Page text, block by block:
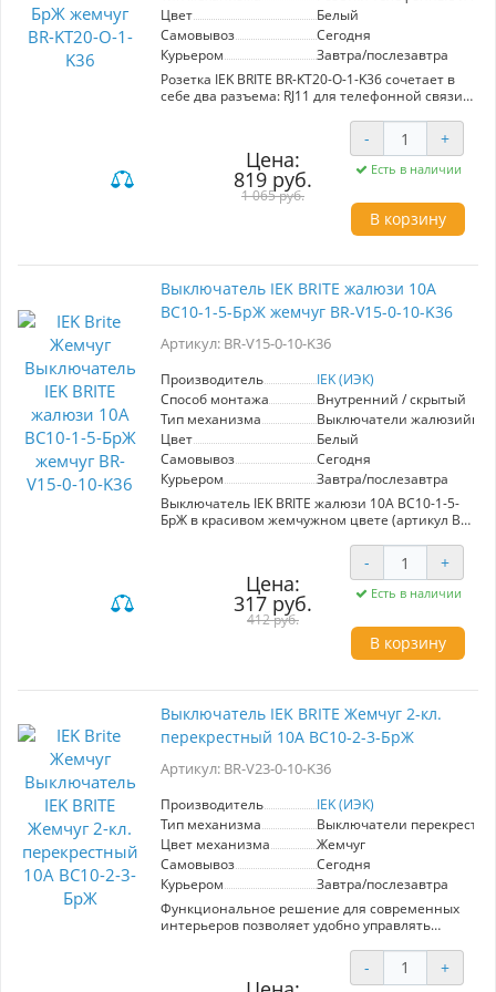
Цвет
Белый
Самовывоз
Сегодня
Курьером
Завтра/послезавтра
Розетка IEK BRITE BR-KT20-O-1-K36 сочетает в
себе два разъема: RJ11 для телефонной связи
интернета. Благодаря элегантному дизайну в
цвете жемчуг, она отлично вписывается в
любой интерьер, придавая помещению
современный вид. Модель предназначена для
монтажа в стандартные электрические
коробки, что облегчает установку.
Практическое преимущество данной розетки
позволяет подключать как телефоны, так и
сетевое оборудование, что делает её
идеальным решением для офисов и
домашних сетей. Высокое качество
надежность эксплуатации. Выбирая BR-KT20-
стильное решение для организации связи.
Цена:
819 руб.
1 065 руб.
- +
Есть в наличии
В корзину
Выключатель IEK BRITE жалюзи 10А
ВС10-1-5-БрЖ жемчуг BR-V15-0-10-K36
Артикул: BR-V15-0-10-K36
Производитель
IEK (ИЭК)
Способ монтажа
Внутренний / скрытый
Тип механизма
Выключатели
Цвет
Белый
Самовывоз
Сегодня
Курьером
Завтра/послезавтра
Выключатель IEK BRITE жалюзи 10А ВС10-1-5-
БрЖ в красивом жемчужном цвете (артикул BR-
создания современного интерьера. Серия
"BRITE" от компании IEK объединяет стильный
дизайн и высокое качество, обеспечивая
надежность в эксплуатации по доступной
цене. Жалюзийный механизм предоставит
вам максимальный комфорт в управлении
электричеством, позволяя точно
премиум-класса, использованные в
устойчивость к воздействию внешней среды.
Широкий выбор цветов и моделей в данной
выключатель под любые дизайнерские
помещениях. Выбор IEK BRITE — это выбор в
пользу стиля, функциональности и
надежности.
Цена:
317 руб.
412 руб.
- +
Есть в наличии
В корзину
Выключатель IEK BRITE Жемчуг 2-кл.
перекрестный 10А ВС10-2-3-БрЖ
Артикул: BR-V23-0-10-K36
Производитель
IEK (ИЭК)
Тип механизма
Выключатели
Цвет механизма
Жемчуг
Самовывоз
Сегодня
Курьером
Завтра/послезавтра
Функциональное решение для современных
интерьеров позволяет удобно управлять
коридоров, лестниц, больших комнат или
спален — чтобы погасить свет в дальней
- +